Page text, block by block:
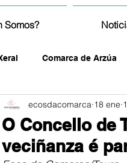
Somos?
Comarca de Arzúa
O Concello de
veciñanza é
ecosdacomarca 18 ene